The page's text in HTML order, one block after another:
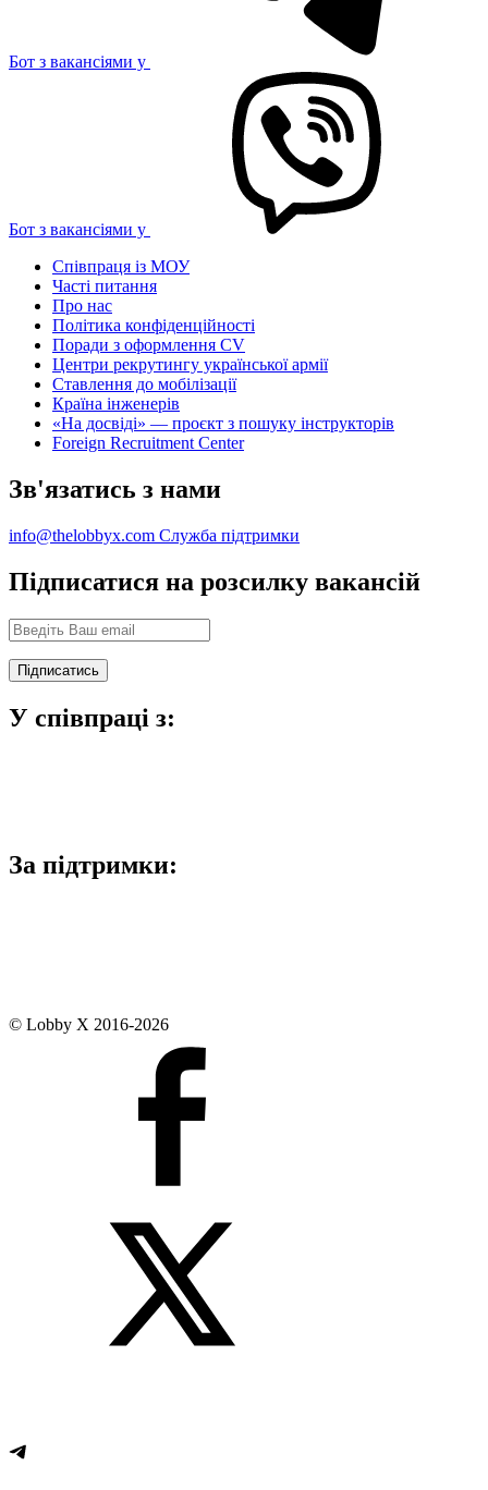
Бот з вакансіями у
Бот з вакансіями у
Співпраця із МОУ
Часті питання
Про нас
Політика конфіденційності
Поради з оформлення CV
Центри рекрутингу української армії
Ставлення до мобілізації
Країна інженерів
«На досвіді» — проєкт з пошуку інструкторів
Foreign Recruitment Center
Зв'язатись з нами
info@thelobbyx.com Служба підтримки
Підписатися на розсилку вакансій
У співпраці з:
За підтримки:
© Lobby X 2016-2026